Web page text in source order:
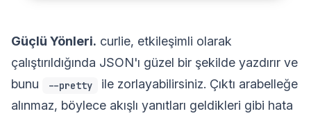
Güçlü Yönleri. curlie, etkileşimli olarak
çalıştırıldığında JSON'ı güzel bir şekilde yazdırır ve
bunu
--pretty
ile zorlayabilirsiniz. Çıktı arabelleğe
alınmaz, böylece akışlı yanıtları geldikleri gibi hata